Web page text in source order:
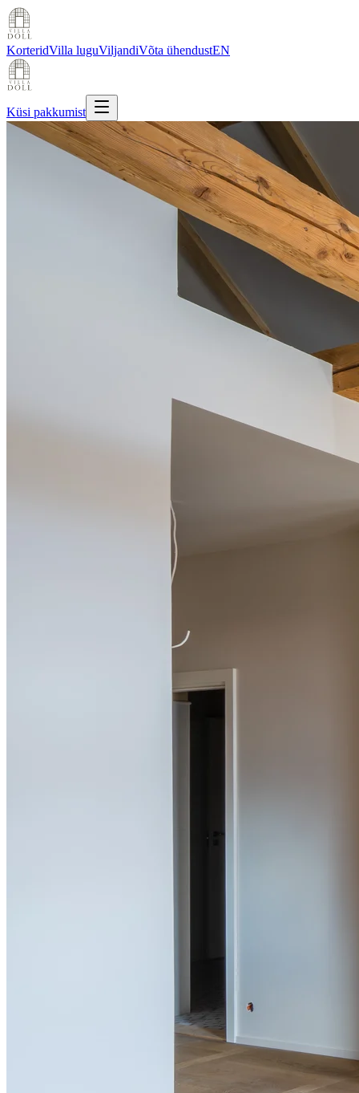
KorteridVilla luguViljandiVõta ühendustEN
Küsi pakkumist